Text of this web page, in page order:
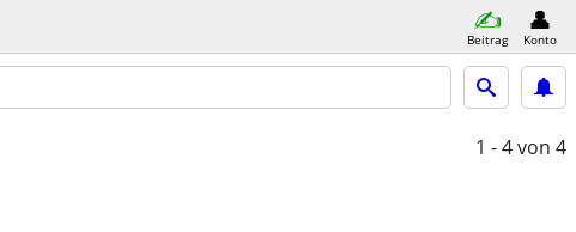
Beitrag Konto
1 - 4von 4